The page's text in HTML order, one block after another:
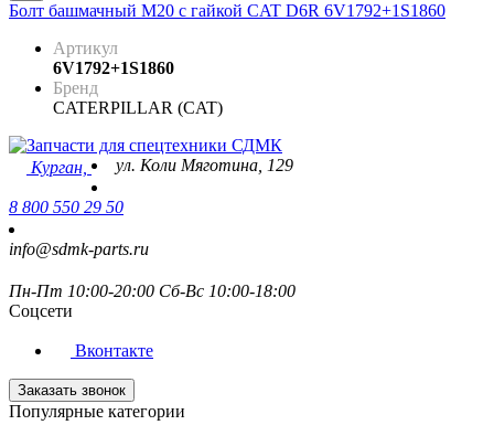
Болт башмачный М20 с гайкой CAT D6R 6V1792+1S1860
Артикул
6V1792+1S1860
Бренд
CATERPILLAR (CAT)
Курган, ул. Коли Мяготина, 129
8 800 550 29 50
info@sdmk-parts.ru
Пн-Пт 10:00-20:00 Сб-Вс 10:00-18:00
Соцсети
Вконтакте
Заказать звонок
Популярные категории